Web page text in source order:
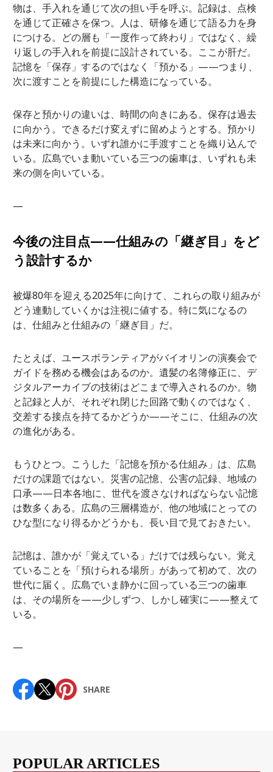
物は、手入れを通じて次の担い手を呼ぶ。記録は、点検
を通じて正確さを保つ。人は、研修を通じて語る力を身
につける。どの層も「一度作って終わり」ではなく、繰
り返しの手入れを前提に設計されている。ここが肝だ。
記憶を「保存」するのではなく「預かる」——つまり、
次に渡すことを前提にした構造になっている。
保存と預かりの違いは、時間の向きにある。保存は過去
に向かう。できるだけ変えずに留めようとする。預かり
は未来に向かう。いずれ誰かに手渡すことを織り込んで
いる。広島でいま動いている三つの歯車は、いずれも未
来の側を向いている。
—
今後の注目点——仕組みの「継ぎ目」をど
う設計するか
被爆80年を迎える2025年に向けて、これらの取り組みが
どう連動していくかは注視に値する。特に気になるの
は、仕組みと仕組みの「継ぎ目」だ。
たとえば、ユースボランティアがバイオリンの演奏会で
ガイドを務める機会はあるのか。遺髪の名簿修正に、デ
ジタルアーカイブの技術はどこまで導入されるのか。物
と記録と人が、それぞれ閉じた回路で動くのではなく、
交差する接点を持てるかどうか——そこに、仕組みの次
の進化がある。
もうひとつ。こうした「記憶を預かる仕組み」は、広島
だけの課題ではない。災害の記憶、公害の記録、地域の
口承——日本各地に、世代を渡さなければならない記憶
は数多くある。広島の三層構造が、他の地域にとっての
ひな型になり得るかどうかも、長い目で見ておきたい。
記憶は、誰かが「覚えている」だけでは残らない。覚え
ていることを「預けられる場所」があって初めて、次の
世代に届く。広島でいま静かに回っている三つの歯車
は、その場所を——少しずつ、しかし確実に——整えて
いる。
—
SHARE
POPULAR ARTICLES